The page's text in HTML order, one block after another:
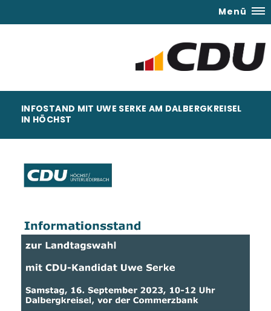
Menü
INFOSTAND MIT UWE SERKE AM DALBERGKREISEL
IN HÖCHST